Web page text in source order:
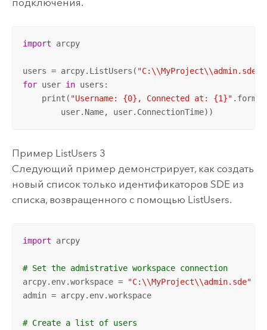
подключения.
import arcpy
users = arcpy.ListUsers( "C:\\MyProject\\admin.sde"
for user in users:
    print(
"Username: {0}, Connected at: {1}"
        user.Name, user.ConnectionTime))
Пример ListUsers 3
Следующий пример демонстрирует, как создать
новый список только идентификаторов SDE из
списка, возвращенного с помощью ListUsers.
import arcpy
# Set the admistrative workspace connection
arcpy.env.workspace =
"C:\\MyProject\\admin.sde"
admin = arcpy.env.workspace
# Create a list of users